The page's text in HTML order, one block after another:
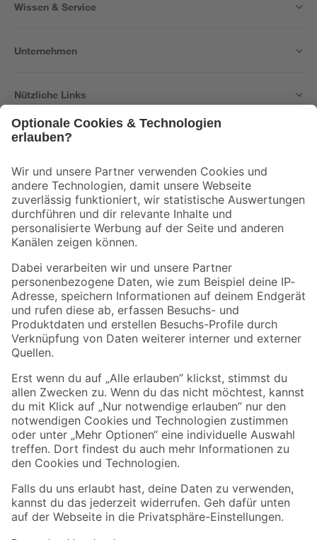
Wissen & Service
Unternehmen
Nützliche Links
Der toom Newsletter: Keine Angebote und Aktionen mehr verpassen!
Zur Newsletter Anmeldung
Folge uns
Zahlungsarten Versandarten
Sicher einkaufen
Jetzt die toom-App herunterladen
Alle Preisangaben in EUR inkl. gesetzl. MwSt.. Die dargestellten Angebote sind unter
Umständen nicht in allen Märkten verfügbar. Die angegebenen Verfügbarkeiten beziehen